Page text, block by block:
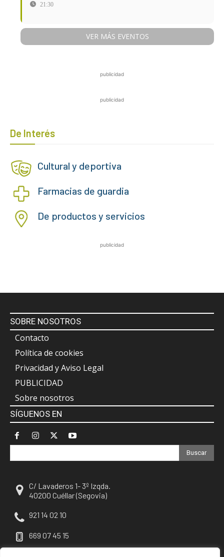
21:30
VER MÁS EVENTOS
publicidad
publicidad
De Interés
Cultural y deportiva
Farmacias de guardia
De productos y servicios
publicidad
SOBRE NOSOTROS
Contacto
Política de cookies
Privacidad y Aviso Legal
PUBLICIDAD
Sobre nosotros
SÍGUENOS EN
Buscar
C/ Lavaderos 1- 3º Izqda.
40200 Cuéllar (Segovia)
921 14 02 10
669 07 45 15